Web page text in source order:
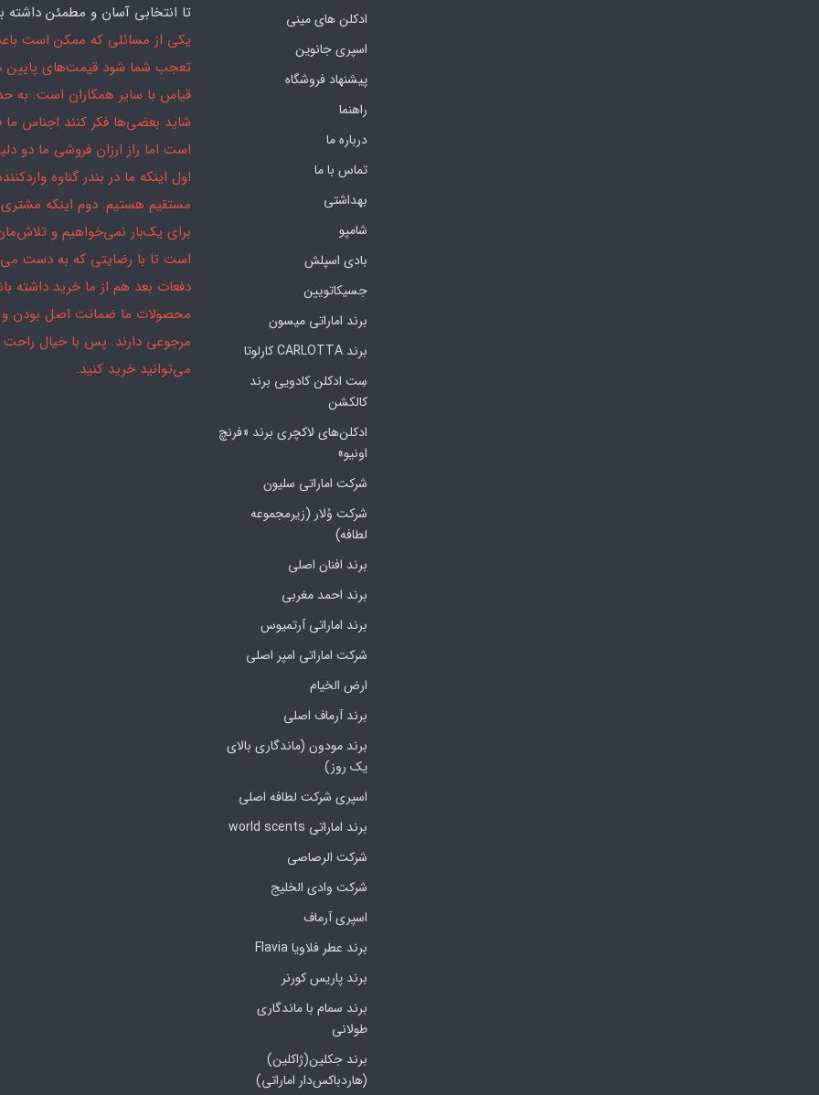
ادکلن های مینی
اسپری جانوین
پیشنهاد فروشگاه
راهنما
درباره ما
تماس با ما
بهداشتی
شامپو
بادی اسپلش
جسیکاتویین
برند اماراتی میسون
برند CARLOTTA کارلوتا
سِت ادکلن کادویی برند
کالکشن
ادکلن‌های لاکچری برند «فرنچ
اونیو»
شرکت اماراتی سلیون
شرکت وُلار (زیرمجموعه
لطافه)
برند افنان اصلی
برند احمد مغربی
برند اماراتی آرتمیوس
شرکت اماراتی امپر اصلی
ارض الخیام
برند آرماف اصلی
برند مودون (ماندگاری بالای
یک روز)
اسپری شرکت لطافه اصلی
برند اماراتی world scents
شرکت الرصاصی
شرکت وادی الخلیج
اسپری آرماف
برند عطر فلاویا Flavia
برند پاریس کورنر
برند سمام با ماندگاری
طولانی
برند جکلین(ژاکلین)
(هاردباکس‌دار اماراتی)
تا انتخابی آسان و مطمئن داشته
یکی از مسائلی که ممکن است
تعجب شما شود قیمت‌های پایین
قیاس با سایر همکاران است. به
شاید بعضی‌ها فکر کنند اجناس
است اما راز ارزان فروشی ما دو
اول اینکه ما در بندر گناوه
مستقیم هستیم. دوم اینکه
برای یک‌بار نمی‌خواهیم و
است تا با رضایتی که به دست
دفعات بعد هم از ما خرید داشته
محصولات ما ضمانت اصل بودن و
مرجوعی دارند. پس با خیال راحت
می‌توانید خرید کنید.